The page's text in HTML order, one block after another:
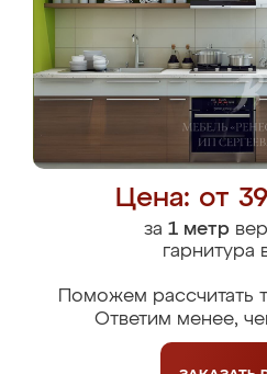
Цена: от
за 1 метр
гарнитура
Поможем рассчитать
Ответим менее,